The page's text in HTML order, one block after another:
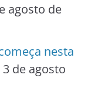
agosto de
nesta
3 de agosto